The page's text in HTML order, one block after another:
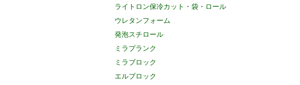
ライトロン保冷カット・袋・ロール
ウレタンフォーム
発泡スチロール
ミラプランク
ミラブロック
エルブロック